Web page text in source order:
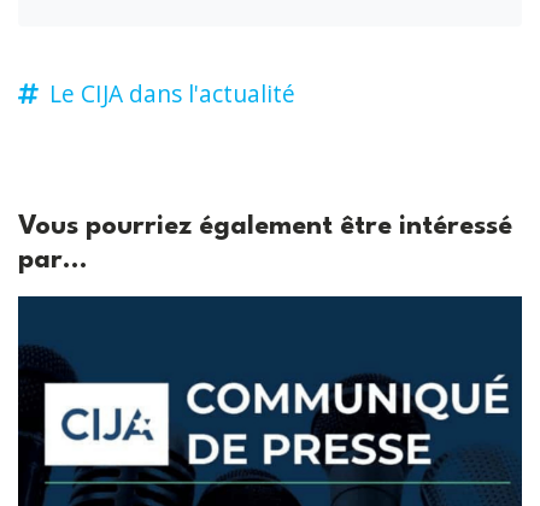
Le CIJA dans l'actualité
Vous pourriez également être intéressé
par...